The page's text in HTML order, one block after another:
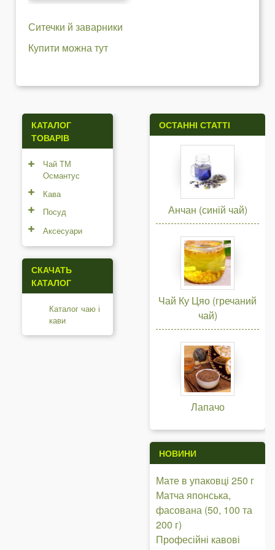
Ситечки й заварники
Купити можна тут
КАТАЛОГ
ТОВАРІВ
Чай ТМ
Османтус
Кава
Посуд
Аксесуари
СКАЧАТЬ
КАТАЛОГ
Каталог чаю і
кави
ОСТАННІ СТАТТІ
Анчан (синій чай)
Чай Ку Цяо (гречаний
чай)
Лапачо
НОВИНИ
Мате в упаковці 250 г
Матча японська,
фасована (50, 100 та
200 г)
Професійні кавові